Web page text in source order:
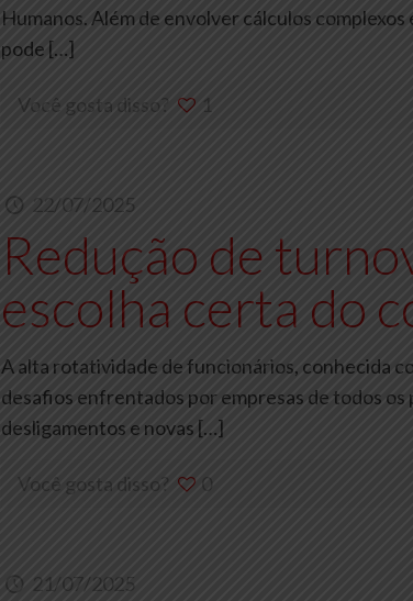
Humanos. Além de envolver cálculos
pode […]
Você gosta disso? 1
22/07/2025
Redução de
escolha certa do
A alta rotatividade de funcionários, conhecida
desafios enfrentados por empresas de todos os
desligamentos e novas […]
Você gosta disso? 0
21/07/2025